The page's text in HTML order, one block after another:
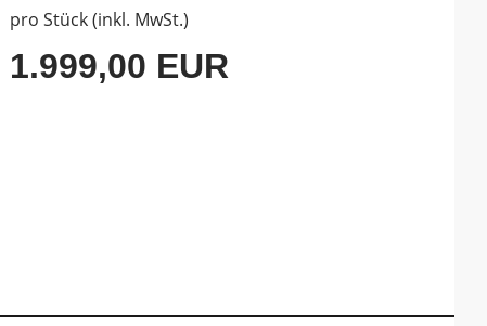
pro Stück (inkl. MwSt.)
1.999,00 EUR